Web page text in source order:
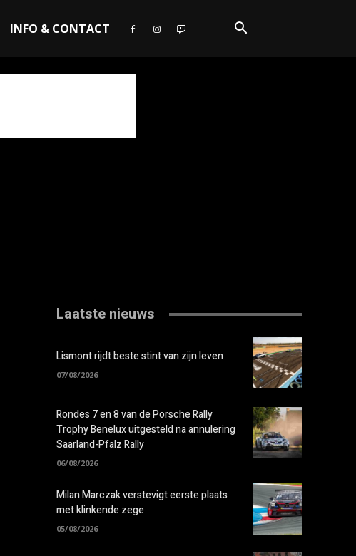
INFO & CONTACT
Laatste nieuws
Lismont rijdt beste stint van zijn leven
07/08/2026
Rondes 7 en 8 van de Porsche Rally
Trophy Benelux uitgesteld na annulering
Saarland-Pfalz Rally
06/08/2026
Milan Marczak verstevigt eerste plaats
met klinkende zege
05/08/2026